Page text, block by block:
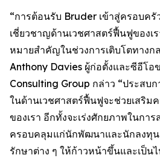
“การต้อนรับ Bruder เข้าสู่ครอบค
เชี่ยวชาญด้านเวชศาสตร์ฟื้นฟูของเ
หมายสำคัญในช่วงการเติบโตทางก
Anthony Davies ผู้ก่อตั้งและซีอีโอ
Consulting Group กล่าว “ประสบ
ในด้านเวชศาสตร์ฟื้นฟูจะช่วยเสริม
ของเรา อีกทั้งจะเร่งศักยภาพในกา
ครอบคลุมแก่นักพัฒนาและนักลงทุน
รักษาต่าง ๆ ให้ก้าวหน้าขึ้นและเป็นไ